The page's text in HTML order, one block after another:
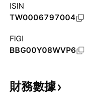
ISIN
TW0006797004
FIGI
BBG00Y08WVP6
財務數據